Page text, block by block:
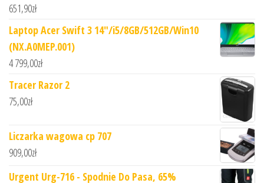
651,90zł
Laptop Acer Swift 3 14"/i5/8GB/512GB/Win10
(NX.A0MEP.001)
4 799,00zł
Tracer Razor 2
75,00zł
Liczarka wagowa cp 707
909,00zł
Urgent Urg-716 - Spodnie Do Pasa, 65%